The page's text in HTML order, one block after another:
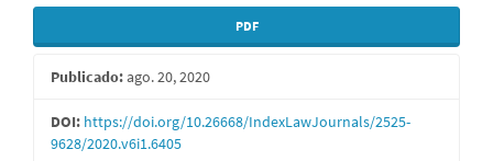
Barra
lateral
de
artigos
PDF
Publicado:ago. 20, 2020
DOI: https://doi.org/10.26668/IndexLawJournals/2525-
9628/2020.v6i1.6405